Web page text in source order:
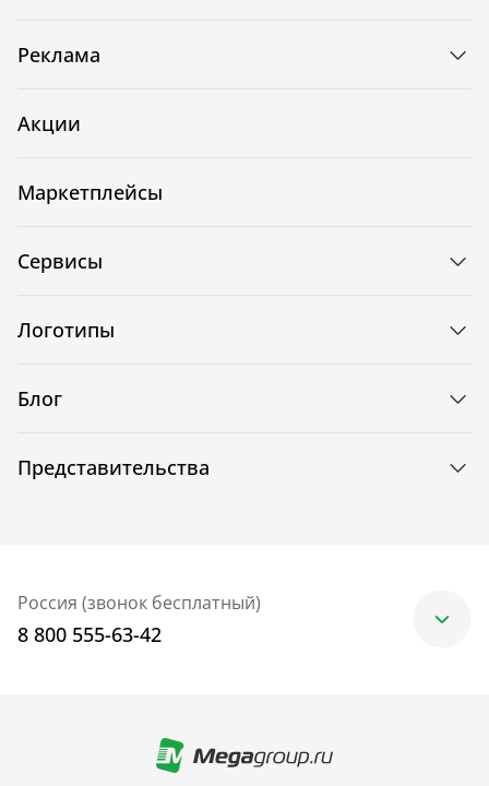
Реклама
Акции
Маркетплейсы
Сервисы
Логотипы
Блог
Представительства
Россия (звонок бесплатный)
8 800 555-63-42
+7 (499) 705-30-10